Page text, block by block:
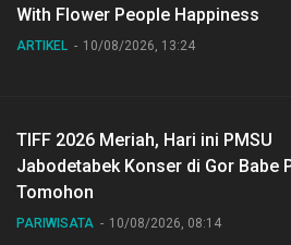
With Flower People Happiness
ARTIKEL 10/08/2026, 13:24
TIFF 2026 Meriah, Hari ini PMSU
Jabodetabek Konser di Gor Babe
Tomohon
PARIWISATA 10/08/2026, 08:14